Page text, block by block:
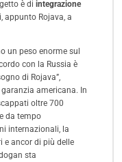
è di integrazione
appunto Rojava, a
un peso enorme sul
con la Russia è
di Rojava”,
americana. In
oltre 700
da tempo
internazionali, la
e ancor di più delle
sta